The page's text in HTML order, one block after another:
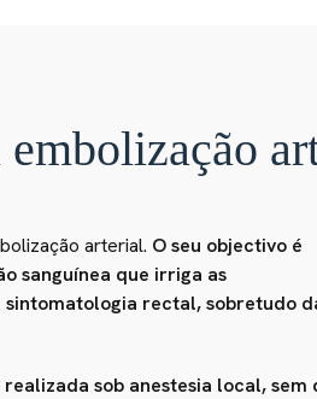
arterial. O seu objectivo é
sanguínea que irriga as
rectal, sobretudo
sob anestesia local, sem